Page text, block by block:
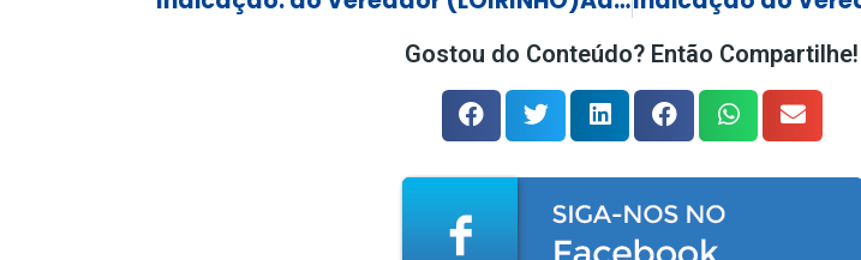
Gostou do Conteúdo? Então Compartilhe!